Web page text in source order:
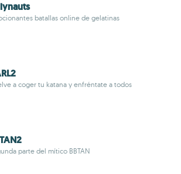
batallas online de gelatinas
a coger tu katana y enfréntate a todos
parte del mítico BBTAN